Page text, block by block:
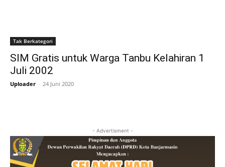
Tak Berkategori
SIM Gratis untuk Warga Tanbu Kelahiran 1
Juli 2002
Uploader - 24 Juni 2020
- Advertisment -